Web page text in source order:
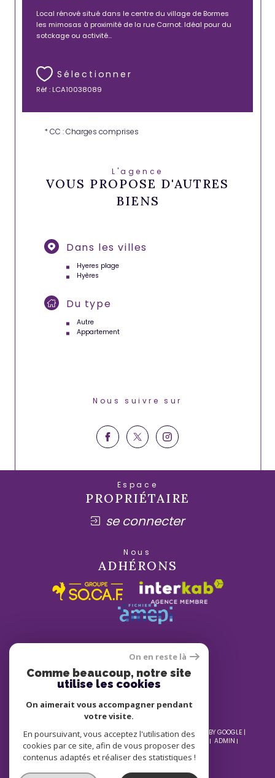
Local rénové situé dans le centre du village de Bormes
les mimosas à proximité de la rue Carnot. Idéal pour du
sotckage ou activité...
Sélectionner
Réf : LCA10038089
* CC : Charges comprises
L'agence
VOUS PROPOSE D'AUTRES
BIENS
Dans les villes
Hyeres plage
Hyères
Du type
Autre
Appartement
Nous suivre sur
Espace
PROPRIÉTAIRE
se connecter
Nous
ADHÉRONS
© 2026 | TOUS DROITS RÉSERVÉS | TRADUCTION POWERED BY GOOGLE |
NOS HONORAIRES
PLAN DU SITE MENTIONS LÉGALES
ADMIN
NOS LIENS
POLITIQUE RGPD COOKIES
On en reste là
Comme beaucoup, notre site
utilise les cookies
On aimerait vous accompagner pendant
votre visite.
En poursuivant, vous acceptez l'utilisation des
cookies par ce site, afin de vous proposer des
contenus adaptés et réaliser des statistiques !